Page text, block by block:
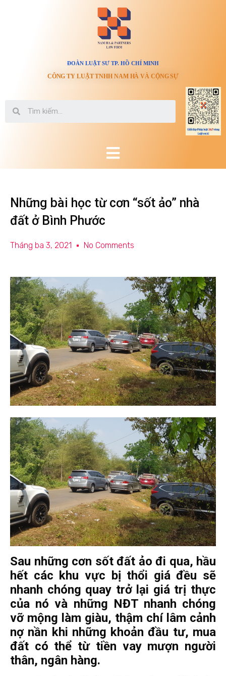
ĐOÀN LUẬT SƯ TP. HỒ CHÍ MINH
CÔNG TY LUẬT TNHH NAM HÀ VÀ CỘNG SỰ
Những bài học từ cơn “sốt ảo” nhà
đất ở Bình Phước
Tháng ba 3, 2021 No Comments
Sau những cơn sốt đất ảo đi qua, hầu
hết các khu vực bị thổi giá đều sẽ
nhanh chóng quay trở lại giá trị thực
của nó và những NĐT nhanh chóng
vỡ mộng làm giàu, thậm chí lâm cảnh
nợ nần khi những khoản đầu tư, mua
đất có thể từ tiền vay mượn người
thân, ngân hàng.